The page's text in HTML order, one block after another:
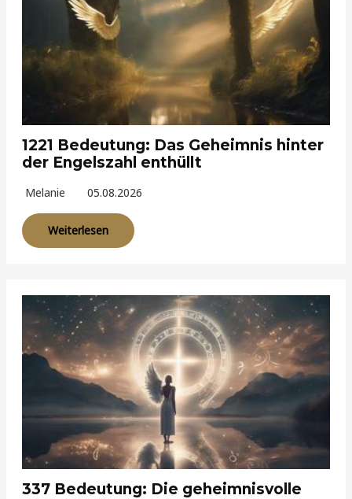
1221 Bedeutung: Das Geheimnis hinter
der Engelszahl enthüllt
Melanie 05.08.2026
Weiterlesen
337 Bedeutung: Die geheimnisvolle